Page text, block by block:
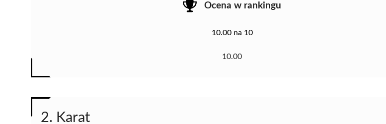
Ocena w rankingu
10.00 na 10
10.00
2. Karat